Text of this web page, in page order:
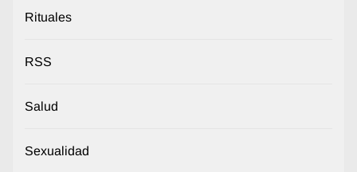
Rituales
RSS
Salud
Sexualidad